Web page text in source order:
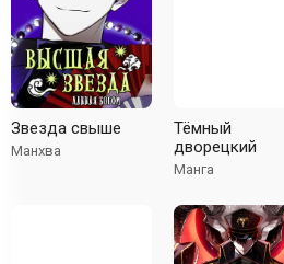
Звезда свыше
Манхва
Тёмный
дворецкий
Манга